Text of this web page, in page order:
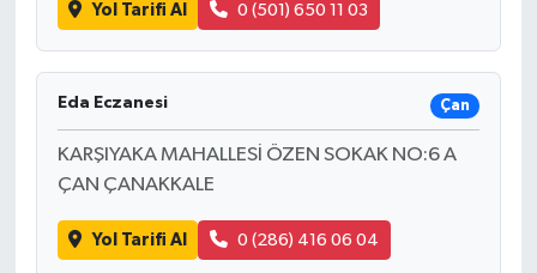
Yol Tarifi Al 0 (501) 650 11 03
Eda Eczanesi Çan
KARŞIYAKA MAHALLESİ ÖZEN SOKAK NO:6 A
ÇAN ÇANAKKALE
Yol Tarifi Al 0 (286) 416 06 04